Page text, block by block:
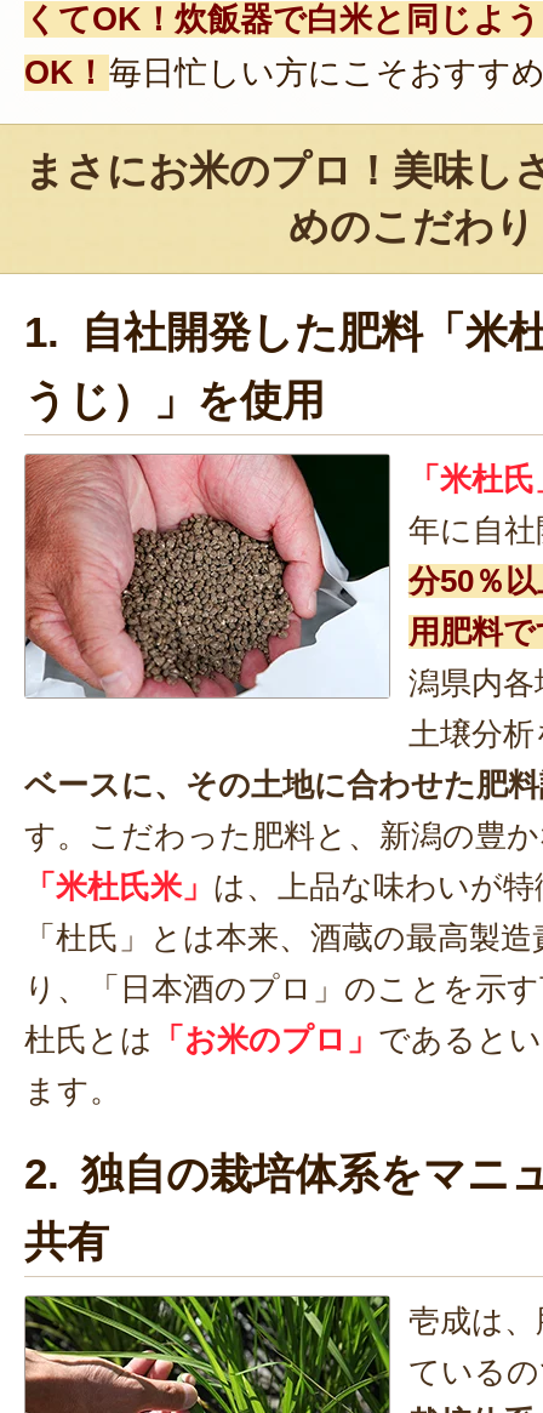
くてOK！炊飯器で白米と同じよ
OK！ 毎日忙しい方にこそおすす
まさにお米のプロ！美味し
めのこだわり
1. 自社開発した肥料「米
うじ）」を使用
「米杜
年に自
分50％
用肥料
潟県内
土壌分
ベースに、その土地に合わせた肥
す。こだわった肥料と、新潟の豊
「米杜氏米」 は、上品な味わいが
「杜氏」とは本来、酒蔵の最高製
り、「日本酒のプロ」のことを示
杜氏とは
「お米のプロ」 であると
ます。
2. 独自の栽培体系をマニ
共有
壱成は
ている